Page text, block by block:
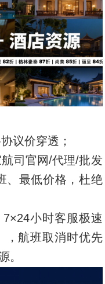
议价穿透；
司官网/代理/批发
、最低价格，杜绝
小时客服极速
，航班取消时优先
。